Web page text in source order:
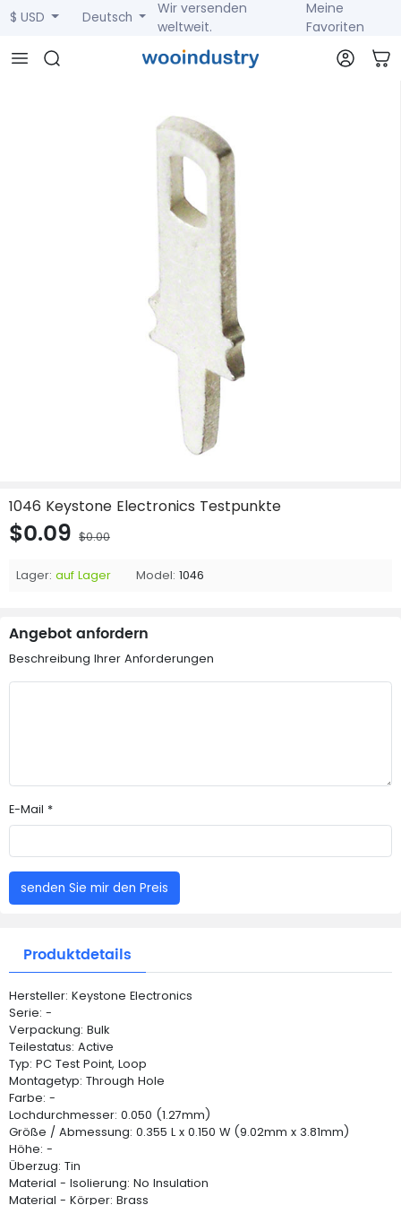
$ USD Deutsch
Wir versenden
weltweit.
Meine
Favoriten
1046 Keystone Electronics Testpunkte
$0.09 $0.00
Lager: auf Lager Model: 1046
Angebot anfordern
Beschreibung Ihrer Anforderungen
E-Mail *
senden Sie mir den Preis
Produktdetails
Hersteller: Keystone Electronics
Serie: -
Verpackung: Bulk
Teilestatus: Active
Typ: PC Test Point, Loop
Montagetyp: Through Hole
Farbe: -
Lochdurchmesser: 0.050 (1.27mm)
Größe / Abmessung: 0.355 L x 0.150 W (9.02mm x 3.81mm)
Höhe: -
Überzug: Tin
Material - Isolierung: No Insulation
Material - Körper: Brass